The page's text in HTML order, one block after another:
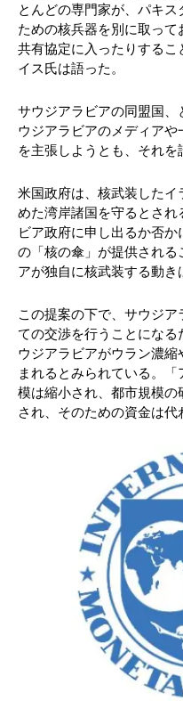
とんどの専門家が、パキ
ための核兵器を別に取っ
共有協定に入ったりする
イス氏は語った。
サウジアラビアの同盟国
ウジアラビアのメディア
を主張しようとも、それを
米国政府は、核武装した
めた湾岸諸国を守るとさ
ビア政府に申し出るか否
の「核の傘」が提供され
アが独自に核武装する動き
この提案の下で、サウジ
ての交渉を行うことにな
ウジアラビアがウラン濃
まれるとみられている。
模は縮小され、都市規模
され、そのための資金は代